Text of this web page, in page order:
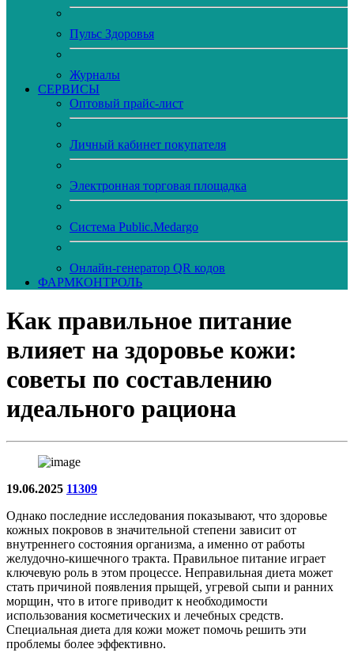
Пульс Здоровья
Журналы
CЕРВИСЫ
Оптовый прайс-лист
Личный кабинет покупателя
Электронная торговая площадка
Система Public.Medargo
Онлайн-генератор QR кодов
ФАРМКОНТРОЛЬ
Как правильное питание
влияет на здоровье кожи:
советы по составлению
идеального рациона
19.06.2025 11309
Однако последние исследования показывают, что здоровье
кожных покровов в значительной степени зависит от
внутреннего состояния организма, а именно от работы
желудочно-кишечного тракта. Правильное питание играет
ключевую роль в этом процессе. Неправильная диета может
стать причиной появления прыщей, угревой сыпи и ранних
морщин, что в итоге приводит к необходимости
использования косметических и лечебных средств.
Специальная диета для кожи может помочь решить эти
проблемы более эффективно.